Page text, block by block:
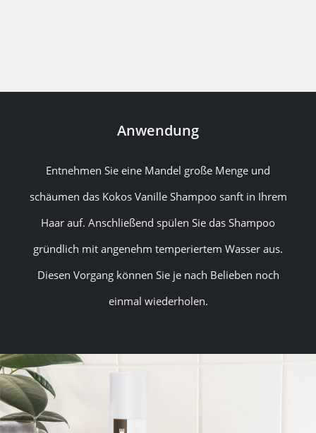
Anwendung
Entnehmen Sie eine Mandel große Menge und
schäumen das Kokos Vanille Shampoo sanft in Ihrem
Haar auf. Anschließend spülen Sie das Shampoo
gründlich mit angenehm temperiertem Wasser aus.
Diesen Vorgang können Sie je nach Belieben noch
einmal wiederholen.